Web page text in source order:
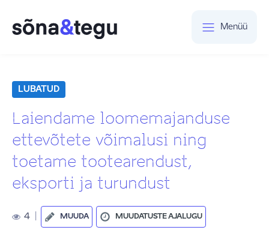
Menüü
LUBATUD
Laiendame loomemajanduse
ettevõtete võimalusi ning
toetame tootearendust,
eksporti ja turundust
4 MUUDA MUUDATUSTE AJALUGU